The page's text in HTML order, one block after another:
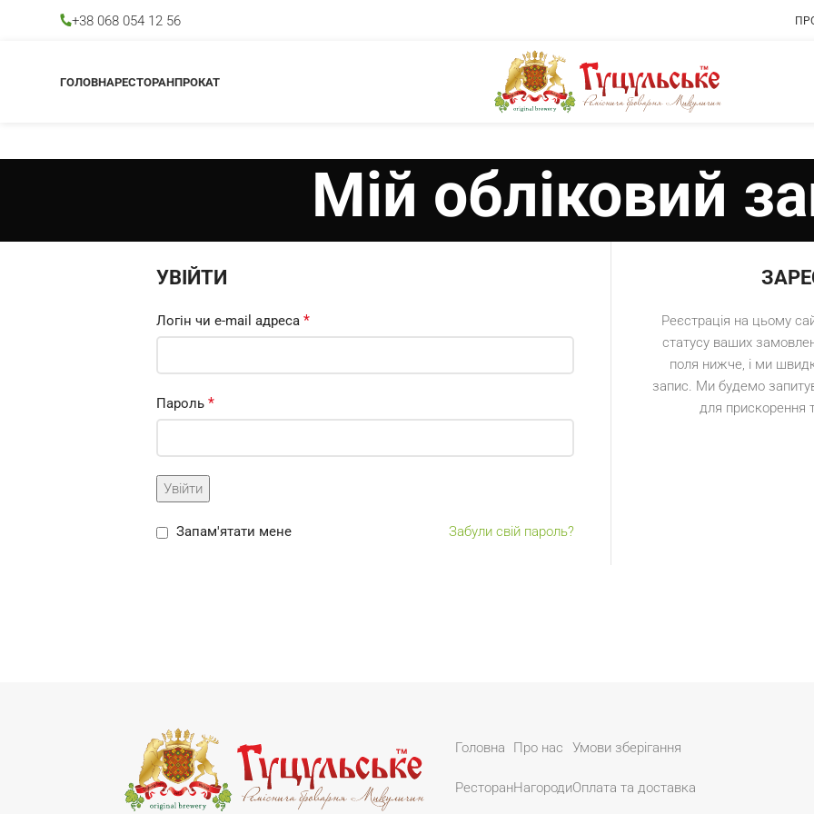
+38 068 054 12 56
ГОЛОВНАРЕСТОРАНПРОКАТ
Мій обліковий
УВІЙТИ
Логін чи e-mail адреса *
Пароль *
Увійти
Забули свій пароль?
Запам'ятати мене
Реєстрація на цьому
статусу ваших
поля нижче, і ми
запис. Ми будемо
для прискорення
Головна
Ресторан
Про нас
Нагороди
Умови зберігання
Оплата та доставка